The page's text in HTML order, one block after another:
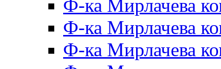
Ф-ка Мирлачева
Ф-ка Мирлачева
Ф-ка Мирлачева